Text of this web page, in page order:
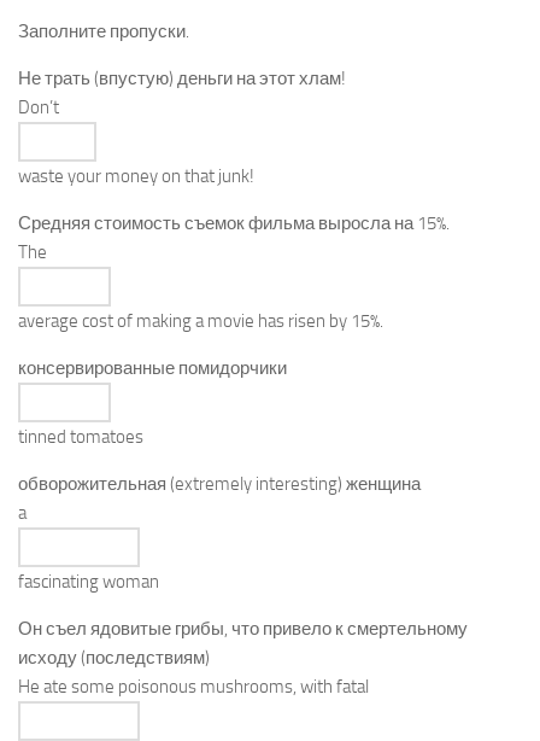
Заполните пропуски.
Не трать (впустую) деньги на этот хлам!
Don’t
waste your money on that junk!
Средняя стоимость съемок фильма выросла на 15%.
The
average cost of making a movie has risen by 15%.
консервированные помидорчики
tinned tomatoes
обворожительная (extremely interesting) женщина
a
fascinatingwoman
Он съел ядовитые грибы, что привело к смертельному
исходу (последствиям)
He ate some poisonous mushrooms, with fatal